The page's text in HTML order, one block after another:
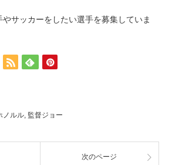
サッカーをしたい選手を募集していま
ノルル, 監督ジョー
次のページ